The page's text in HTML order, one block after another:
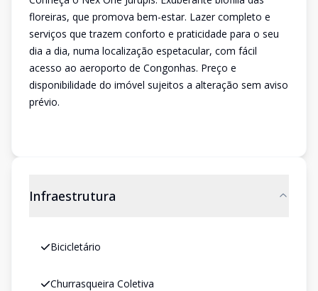
floreiras, que promova bem-estar. Lazer completo e
serviços que trazem conforto e praticidade para o seu
dia a dia, numa localização espetacular, com fácil
acesso ao aeroporto de Congonhas. Preço e
disponibilidade do imóvel sujeitos a alteração sem aviso
prévio.
Infraestrutura
Bicicletário
Churrasqueira Coletiva